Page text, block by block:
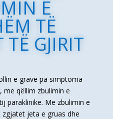
E
TË
TË GJIRIT
e grave pa simptoma
me qëllim zbulimin e
paraklinike. Me zbulimin e
jeta e gruas dhe